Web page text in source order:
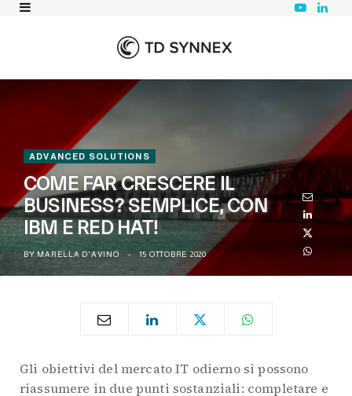
Y
L
ADVANCED SOLUTIONS
COME FAR CRESCERE IL
BUSINESS? SEMPLICE, CON
IBM E RED HAT!
BY MARELLA D'AVINO 15 OTTOBRE 2020
Gli obiettivi del mercato IT odierno si possono
riassumere in due punti sostanziali: completare e